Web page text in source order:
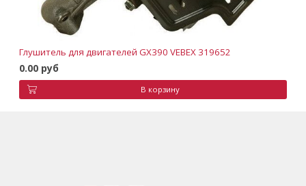
Глушитель для двигателей GX390 VEBEX 319652
0.00 руб
В корзину